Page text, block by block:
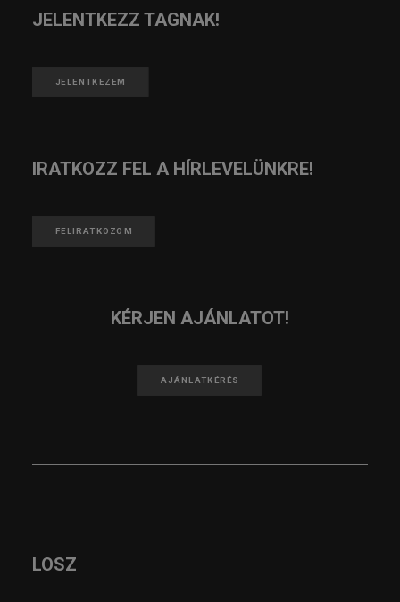
JELENTKEZZ TAGNAK!
JELENTKEZEM
IRATKOZZ FEL A HÍRLEVELÜNKRE!
FELIRATKOZOM
KÉRJEN AJÁNLATOT!
AJÁNLATKÉRÉS
LOSZ